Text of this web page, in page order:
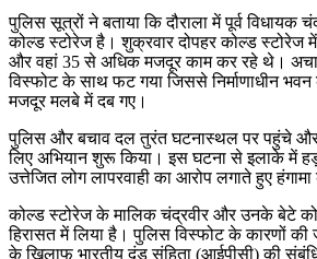
पुलिस सूत्रों ने बताया कि दौराला में पूर्व विधायक
कोल्ड स्टोरेज है। शुक्रवार दोपहर कोल्ड स्टोरेज में
और वहां 35 से अधिक मजदूर काम कर रहे थे।
विस्फोट के साथ फट गया जिससे निर्माणाधीन
मजदूर मलबे में दब गए।
पुलिस और बचाव दल तुरंत घटनास्थल पर पहुंचे
लिए अभियान शुरू किया। इस घटना से इलाके में
उत्तेजित लोग लापरवाही का आरोप लगाते हुए
कोल्ड स्टोरेज के मालिक चंद्रवीर और उनके बेटे
हिरासत में लिया है। पुलिस विस्फोट के कारणों
के खिलाफ भारतीय दंड संहिता (आईपीसी) की